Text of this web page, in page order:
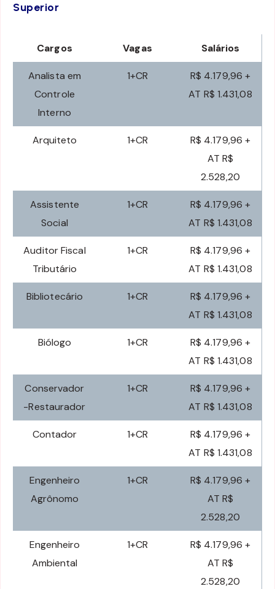
Superior
Cargos Vagas Salários
Analista em
Controle
Interno
1+CR
R$ 4.179,96 +
AT R$ 1.431,08
Arquiteto 1+CR
R$ 4.179,96 +
AT R$
2.528,20
Assistente
Social
1+CR
R$ 4.179,96 +
AT R$ 1.431,08
Auditor Fiscal
Tributário
1+CR
R$ 4.179,96 +
AT R$ 1.431,08
Bibliotecário 1+CR
R$ 4.179,96 +
AT R$ 1.431,08
Biólogo 1+CR
R$ 4.179,96 +
AT R$ 1.431,08
Conservador
-Restaurador
1+CR
R$ 4.179,96 +
AT R$ 1.431,08
Contador 1+CR
R$ 4.179,96 +
AT R$ 1.431,08
Engenheiro
Agrônomo
1+CR
R$ 4.179,96 +
AT R$
2.528,20
Engenheiro
Ambiental
1+CR
R$ 4.179,96 +
AT R$
2.528,20